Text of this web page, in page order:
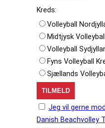
Kreds:
Volleyball
Midtjysk
Volleyball
Fyns Volleyball
Sjællands
Jeg vil gerne
Danish Beachvolley